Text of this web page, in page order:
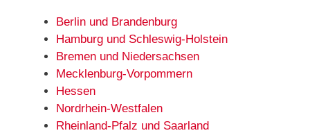
Berlin und Brandenburg
Hamburg und Schleswig-Holstein
Bremen und Niedersachsen
Mecklenburg-Vorpommern
Hessen
Nordrhein-Westfalen
Rheinland-Pfalz und Saarland